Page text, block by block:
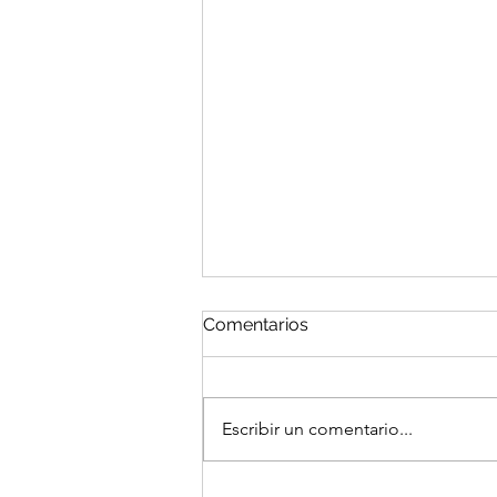
Comentarios
Escribir un comentario...